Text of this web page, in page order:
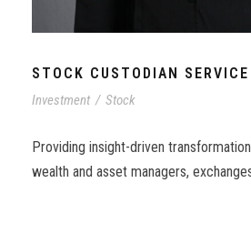
STOCK CUSTODIAN SERVICE
Investment / Stock
Providing insight-driven
wealth and asset managers,